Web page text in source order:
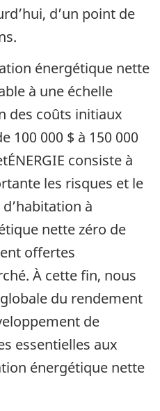
d’un point de
énergétique nette
à une échelle
des coûts initiaux
100 000 $ à 150 000
consiste à
les risques et le
à
nette zéro de
offertes
À cette fin, nous
du rendement
de
essentielles aux
énergétique nette